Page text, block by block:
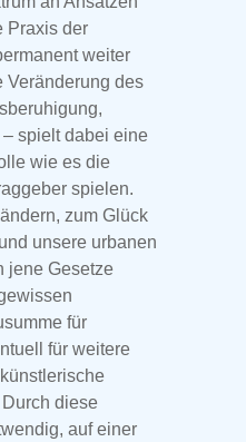
Praxis der
weiter
Veränderung des
spielt dabei eine
wie es die
spielen.
zum Glück
unsere urbanen
jene Gesetze
für
für weitere
diese
auf einer